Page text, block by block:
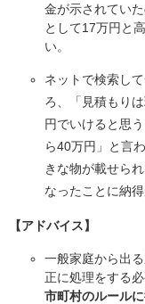
金が示されてい
として17万円と
い。
ネットで検索し
ろ、「見積もり
円でいけると思
ら40万円」と言
きな物が載せら
なったことに納
【アドバイス】
一般家庭から出
正に処理をする必
市町村のルール